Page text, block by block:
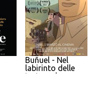
Buñuel - Nel
labirinto delle
tartarughe